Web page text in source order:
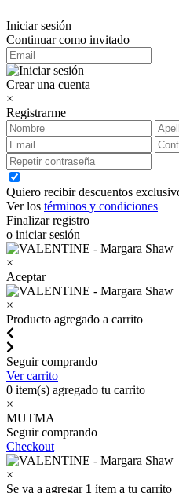
Iniciar sesión
Continuar como invitado
Crear una cuenta
×
Registrarme
Quiero recibir descuentos
Ver los términos y condiciones
Finalizar registro
o iniciar sesión
×
Aceptar
×
Producto agregado a carrito
Seguir comprando
Ver carrito
0 item(s) agregado tu carrito
×
MUTMA
Seguir comprando
Checkout
×
Se va a agregar 1 ítem a tu carrito